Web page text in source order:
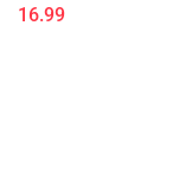
16.99